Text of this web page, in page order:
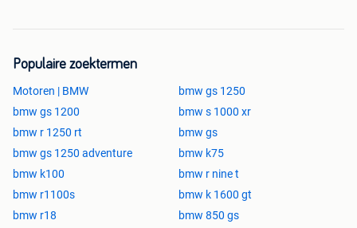
Populaire zoektermen
Motoren | BMW
bmw gs 1250
bmw gs 1200
bmw s 1000 xr
bmw r 1250 rt
bmw gs
bmw gs 1250 adventure
bmw k75
bmw k100
bmw r nine t
bmw r1100s
bmw k 1600 gt
bmw r18
bmw 850 gs